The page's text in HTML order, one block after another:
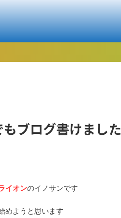
ブログ書けました
イオンのイノサンです
めようと思います